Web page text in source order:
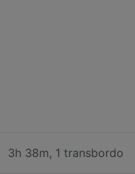
3h 38m, 1 transbordo